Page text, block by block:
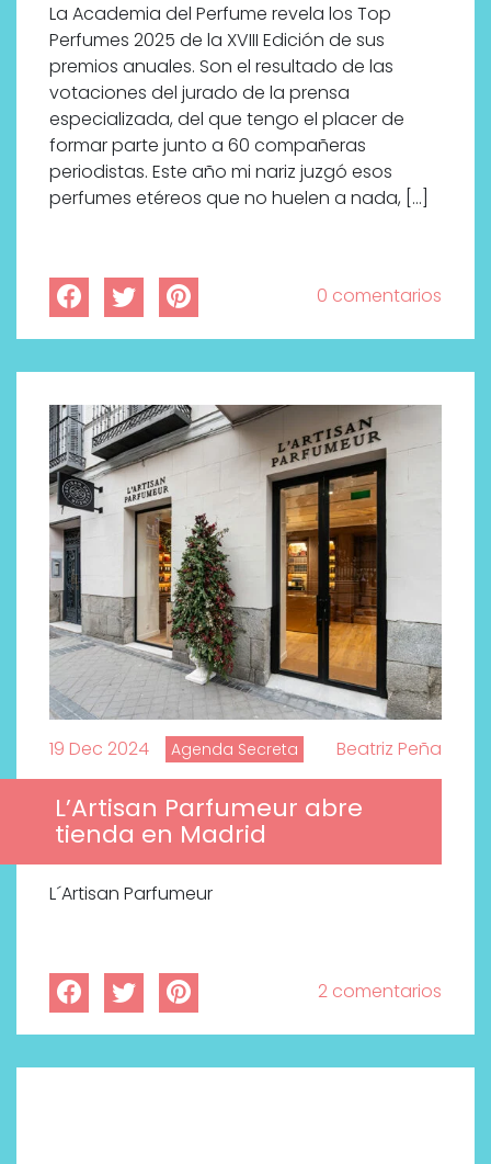
La Academia del Perfume revela los Top
Perfumes 2025 de la XVIII Edición de sus
premios anuales. Son el resultado de las
votaciones del jurado de la prensa
especializada, del que tengo el placer de
formar parte junto a 60 compañeras
periodistas. Este año mi nariz juzgó esos
perfumes etéreos que no huelen a nada, […]
0 comentarios
19 Dec 2024 Agenda Secreta Beatriz Peña
L’Artisan Parfumeur abre
tienda en Madrid
L´Artisan Parfumeur
2 comentarios